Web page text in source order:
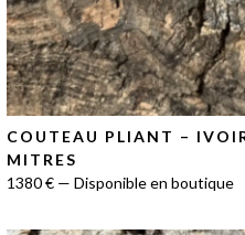
COUTEAU PLIANT –
MITRES
1380 € — Disponible en boutique